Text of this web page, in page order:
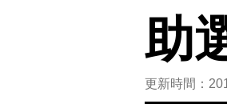
助
更新時間：